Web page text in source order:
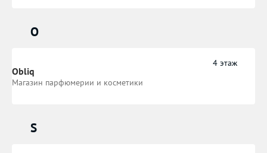
O
Obliq
Магазин парфюмерии и косметики
4 этаж
S